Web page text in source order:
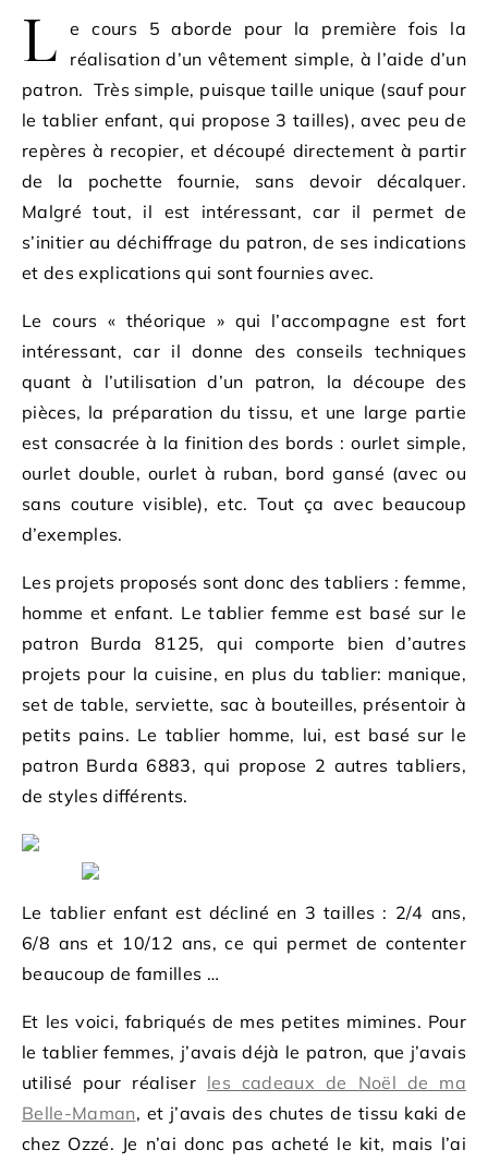
L
e cours 5 aborde pour la première fois la
réalisation d’un vêtement simple, à l’aide d’un
patron. Très simple, puisque taille unique (sauf pour
le tablier enfant, qui propose 3 tailles), avec peu de
repères à recopier, et découpé directement à partir
de la pochette fournie, sans devoir décalquer.
Malgré tout, il est intéressant, car il permet de
s’initier au déchiffrage du patron, de ses indications
et des explications qui sont fournies avec.
Le cours « théorique » qui l’accompagne est fort
intéressant, car il donne des conseils techniques
quant à l’utilisation d’un patron, la découpe des
pièces, la préparation du tissu, et une large partie
est consacrée à la finition des bords : ourlet simple,
ourlet double, ourlet à ruban, bord gansé (avec ou
sans couture visible), etc. Tout ça avec beaucoup
d’exemples.
Les projets proposés sont donc des tabliers : femme,
homme et enfant. Le tablier femme est basé sur le
patron Burda 8125, qui comporte bien d’autres
projets pour la cuisine, en plus du tablier: manique,
set de table, serviette, sac à bouteilles, présentoir à
petits pains. Le tablier homme, lui, est basé sur le
patron Burda 6883, qui propose 2 autres tabliers,
de styles différents.
Le tablier enfant est décliné en 3 tailles : 2/4 ans,
6/8 ans et 10/12 ans, ce qui permet de contenter
beaucoup de familles …
Et les voici, fabriqués de mes petites mimines. Pour
le tablier femmes, j’avais déjà le patron, que j’avais
utilisé pour réaliser les cadeaux de Noël de ma
Belle-Maman, et j’avais des chutes de tissu kaki de
chez Ozzé. Je n’ai donc pas acheté le kit, mais l’ai